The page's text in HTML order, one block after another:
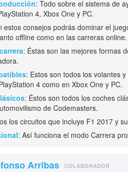
: Todo sobre el sistema de
4, Xbox One y PC.
estos consejos podrás dominar el
offline como en las carreras online.
: Éstas son las mejores formas
: Estos son todos los volantes
4 como en Xbox One y PC.
: Éstos son todos los coches
de Codemasters.
los circuitos que incluye F1 2017 y
: Así funciona el modo Carrera
Arribas COLABORADOR